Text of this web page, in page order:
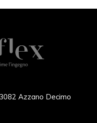
Azzano Decimo